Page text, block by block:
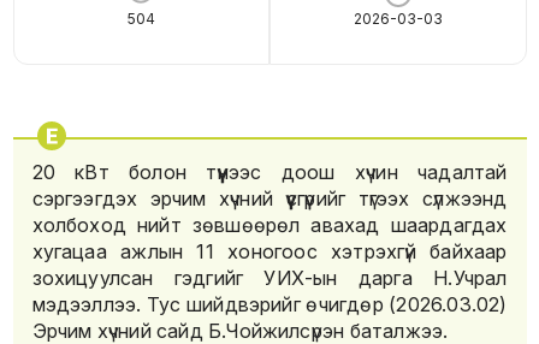
504 2026-03-03
20 кВт болон түүнээс доош хүчин чадалтай
сэргээгдэх эрчим хүчний үүсгүүрийг түгээх сүлжээнд
холбоход нийт зөвшөөрөл авахад шаардагдах
хугацаа ажлын 11 хоногоос хэтрэхгүй байхаар
зохицуулсан гэдгийг УИХ-ын дарга Н.Учрал
мэдээллээ. Тус шийдвэрийг өчигдөр (2026.03.02)
Эрчим хүчний сайд Б.Чойжилсүрэн баталжээ.